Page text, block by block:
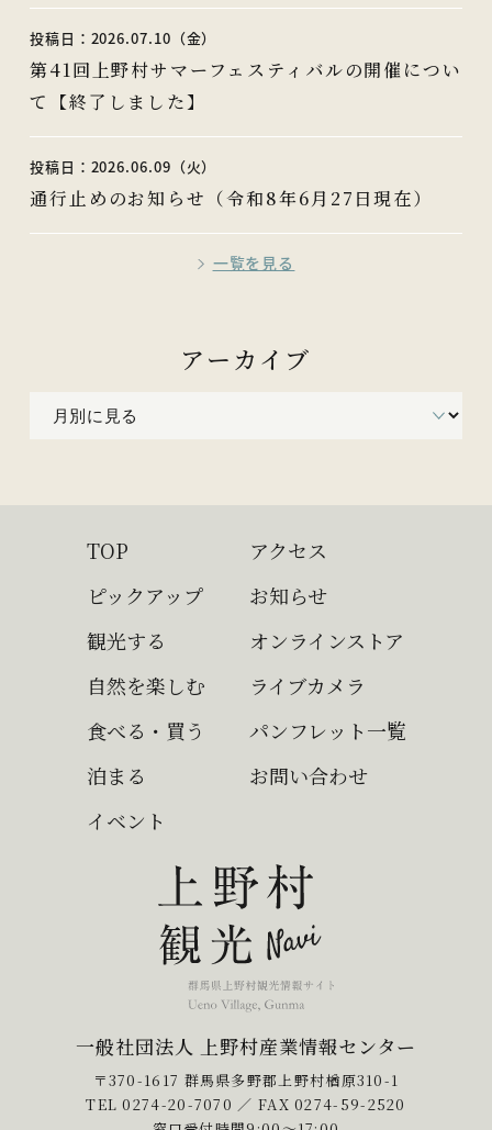
投稿日：2026.07.10（金）
第41回上野村サマーフェスティバルの開催につい
て【終了しました】
投稿日：2026.06.09（火）
通行止めのお知らせ（令和8年6月27日現在）
一覧を見る
アーカイブ
TOP
ピックアップ
観光する
自然を楽しむ
食べる・買う
泊まる
イベント
アクセス
お知らせ
オンラインストア
ライブカメラ
パンフレット一覧
お問い合わせ
一般社団法人 上野村産業情報センター
〒370-1617 群馬県多野郡上野村楢原310-1
TEL0274-20-7070 ／ FAX 0274-59-2520